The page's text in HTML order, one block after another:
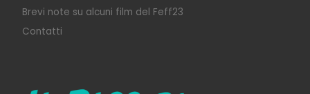
Brevi note su alcuni film del Feff23
Contatti